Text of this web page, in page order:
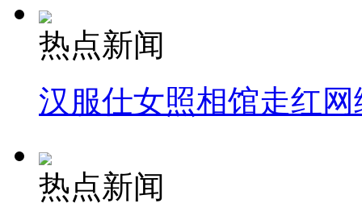
热点新闻
汉服仕女照相馆走红网
热点新闻